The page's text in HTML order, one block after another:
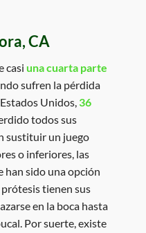
CA
casi una cuarta parte
sufren la pérdida
Unidos, 36
todos sus
sustituir un juego
o inferiores, las
han sido una opción
tienen sus
en la boca hasta
Por suerte, existe